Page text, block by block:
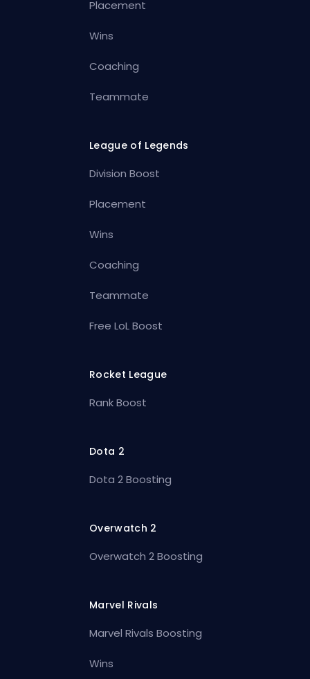
Placement
Wins
Coaching
Teammate
League of Legends
Division Boost
Placement
Wins
Coaching
Teammate
Free LoL Boost
Rocket League
Rank Boost
Dota 2
Dota 2 Boosting
Overwatch 2
Overwatch 2 Boosting
Marvel Rivals
Marvel Rivals Boosting
Wins